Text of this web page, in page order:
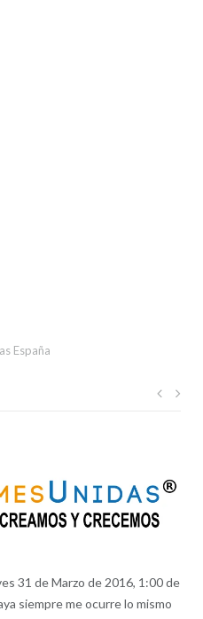
España
31 de Marzo de 2016, 1:00 de
siempre me ocurre lo mismo